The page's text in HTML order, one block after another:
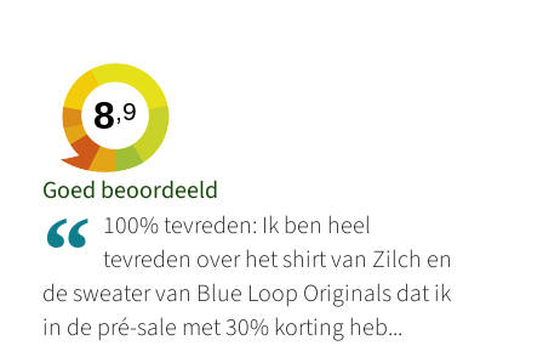
8,9
Goed beoordeeld
“ 100% tevreden: Ik ben heel
tevreden over het shirt van Zilch en
de sweater van Blue Loop Originals dat ik
in de pré-sale met 30% korting heb...